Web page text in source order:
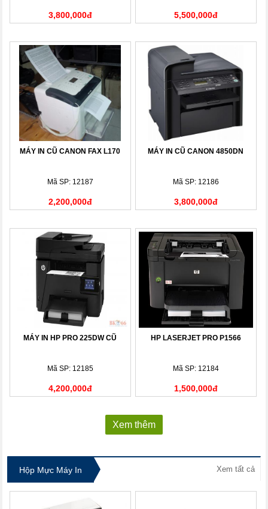
3,800,000đ 5,500,000đ
MÁY IN CŨ CANON FAX L170
Mã SP: 12187
2,200,000đ
MÁY IN CŨ CANON 4850DN
Mã SP: 12186
3,800,000đ
MÁY IN HP PRO 225DW CŨ
Mã SP: 12185
4,200,000đ
HP LASERJET PRO P1566
Mã SP: 12184
1,500,000đ
Xem thêm
Hộp Mực Máy In Xem tất cả